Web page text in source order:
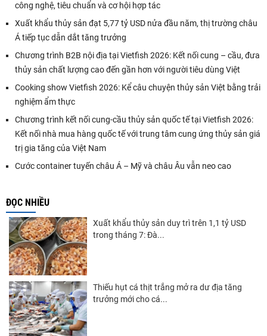
công nghệ, tiêu chuẩn và cơ hội hợp tác
Xuất khẩu thủy sản đạt 5,77 tỷ USD nửa đầu năm, thị trường châu
Á tiếp tục dẫn dắt tăng trưởng
Chương trình B2B nội địa tại Vietfish 2026: Kết nối cung – cầu, đưa
thủy sản chất lượng cao đến gần hơn với người tiêu dùng Việt
Cooking show Vietfish 2026: Kể câu chuyện thủy sản Việt bằng trải
nghiệm ẩm thực
Chương trình kết nối cung-cầu thủy sản quốc tế tại Vietfish 2026:
Kết nối nhà mua hàng quốc tế với trung tâm cung ứng thủy sản giá
trị gia tăng của Việt Nam
Cước container tuyến châu Á – Mỹ và châu Âu vẫn neo cao
ĐỌC NHIỀU
Xuất khẩu thủy sản duy trì trên 1,1 tỷ USD
trong tháng 7: Đà...
Thiếu hụt cá thịt trắng mở ra dư địa tăng
trưởng mới cho cá...